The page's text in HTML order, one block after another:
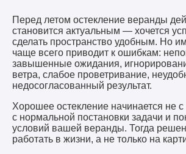
Перед летом остекление веранды
становится актуальным — хочется
сделать пространство удобным. Но
чаще всего приводит к ошибкам:
завышенные ожидания,
ветра, слабое проветривание,
недосогласованный результат.
Хорошее остекление начинается не с
с нормальной постановки задачи и
условий вашей веранды. Тогда
работать в жизни, а не только на